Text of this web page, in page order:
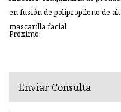
en fusión de polipropileno de
mascarilla facial
Próximo:
Enviar Consulta